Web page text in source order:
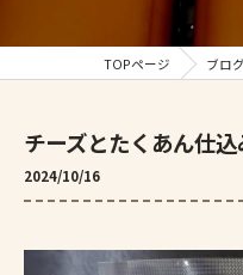
TOPページ ブログ
チーズとたくあん仕
2024/10/16